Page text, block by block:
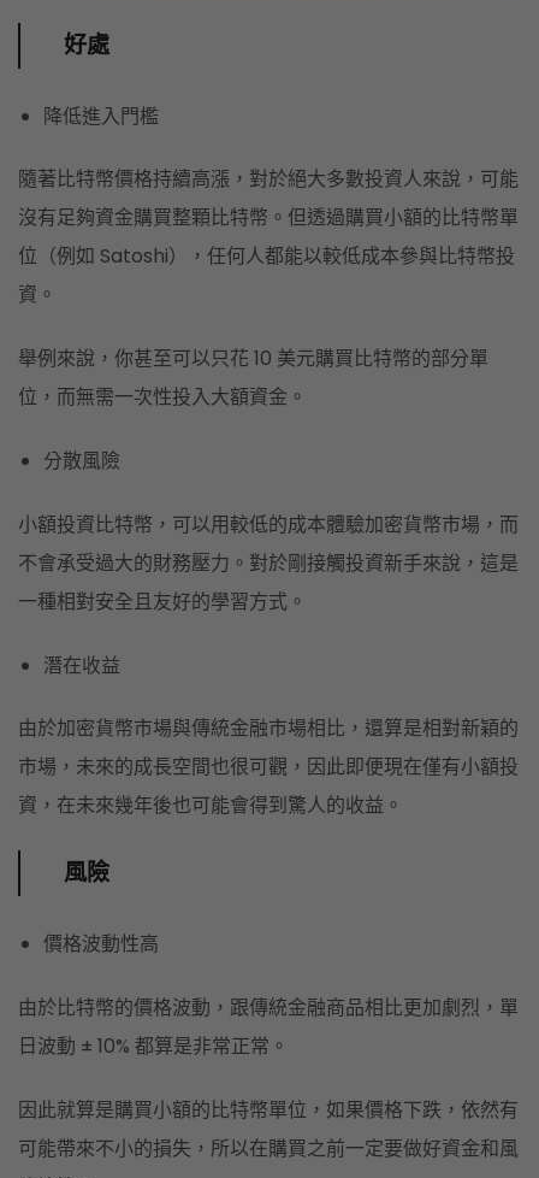
好處
降低進入門檻
隨著比特幣價格持續高漲，對於絕大多數投資人來說，可能
沒有足夠資金購買整顆比特幣。但透過購買小額的比特幣單
位（例如 Satoshi），任何人都能以較低成本參與比特幣投
資。
舉例來說，你甚至可以只花 10 美元購買比特幣的部分單
位，而無需一次性投入大額資金。
分散風險
小額投資比特幣，可以用較低的成本體驗加密貨幣市場，而
不會承受過大的財務壓力。對於剛接觸投資新手來說，這是
一種相對安全且友好的學習方式。
潛在收益
由於加密貨幣市場與傳統金融市場相比，還算是相對新穎的
市場，未來的成長空間也很可觀，因此即便現在僅有小額投
資，在未來幾年後也可能會得到驚人的收益。
風險
價格波動性高
由於比特幣的價格波動，跟傳統金融商品相比更加劇烈，單
日波動 ± 10% 都算是非常正常。
因此就算是購買小額的比特幣單位，如果價格下跌，依然有
可能帶來不小的損失，所以在購買之前一定要做好資金和風